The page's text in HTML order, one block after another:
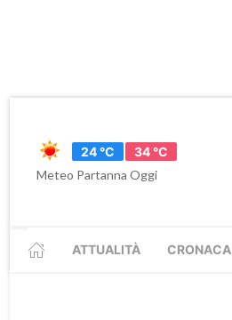
24 °C
34 °C
Meteo Partanna Oggi
ATTUALITÀ CRONACA